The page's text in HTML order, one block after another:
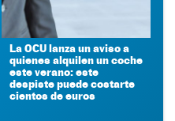
La OCU lanza un aviso a
quienes alquilen un coche
este verano: este
despiste puede costarte
cientos de euros